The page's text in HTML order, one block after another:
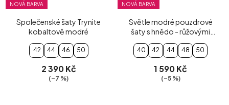
NOVÁ BARVA
Společenské šaty Trynite
kobaltově modré
42 44 46 50
2 390 Kč
(–7 %)
NOVÁ BARVA
Světle modré pouzdrové
šaty s hnědo - růžovými
40 42 44 48 50
1 590 Kč
(–5 %)